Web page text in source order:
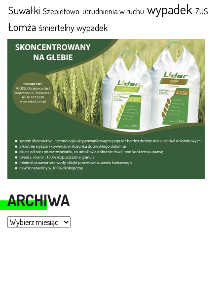
Suwałki Szepietowo utrudnienia w ruchu wypadek ZUS
Łomża śmiertelny wypadek
ARCHIWA
Archiwa